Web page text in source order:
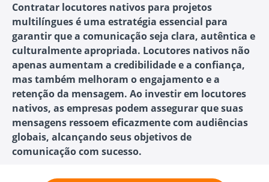
Contratar locutores nativos para projetos
multilíngues é uma estratégia essencial para
garantir que a comunicação seja clara, autêntica e
culturalmente apropriada. Locutores nativos não
apenas aumentam a credibilidade e a confiança,
mas também melhoram o engajamento e a
retenção da mensagem. Ao investir em locutores
nativos, as empresas podem assegurar que suas
mensagens ressoem eficazmente com audiências
globais, alcançando seus objetivos de
comunicação com sucesso.